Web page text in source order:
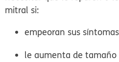
mitral si:
empeoran sus
le aumenta de